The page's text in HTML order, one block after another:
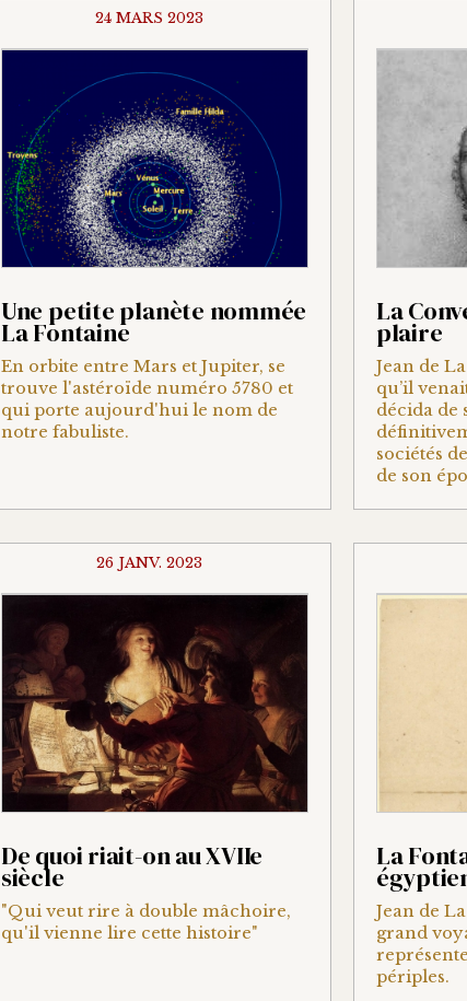
24 MARS 2023
Une petite planète nommée
La Fontaine
En orbite entre Mars et Jupiter, se
trouve l'astéroïde numéro 5780 et
qui porte aujourd'hui le nom de
notre fabuliste.
La
plaire
Jean de
qu’il
décida de
sociétés
de son
26 JANV. 2023
De quoi riait-on au XVIIe
siècle
"Qui veut rire à double mâchoire,
qu'il vienne lire cette histoire"
La
Jean de
grand
périples.